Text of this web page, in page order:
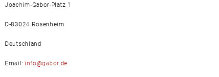
Joachim-Gabor-Platz 1
D-83024 Rosenheim
Deutschland
Email: info@gabor.de